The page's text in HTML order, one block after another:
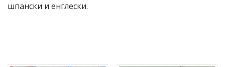
шпански и енглески.